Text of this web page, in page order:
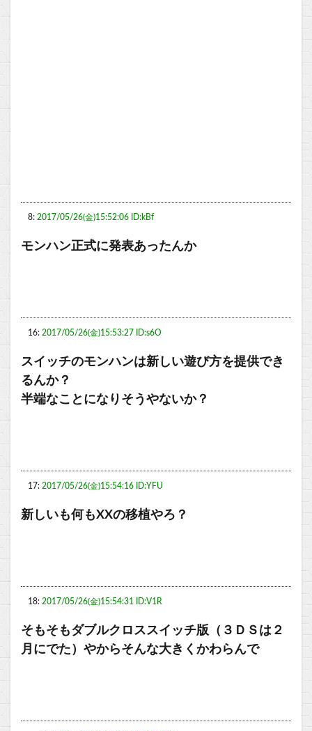
8: 2017/05/26(金)15:52:06 ID:kBf
モンハン正式に発表あったんか
16: 2017/05/26(金)15:53:27 ID:s6O
スイッチのモンハンは新しい遊び方を提供でき
るんか？
半端なことになりそうやないか？
17: 2017/05/26(金)15:54:16 ID:YFU
新しいも何もXXの移植やろ？
18: 2017/05/26(金)15:54:31 ID:V1R
そもそもダブルクロススイッチ版（３ＤＳは２
月にでた）やからそんな大きくかわらんで